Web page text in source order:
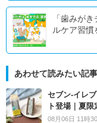
「歯みが
ルケア習慣
あわせて読みたい記事
セブン‐イレ
ト登場｜夏
08月06日 11時